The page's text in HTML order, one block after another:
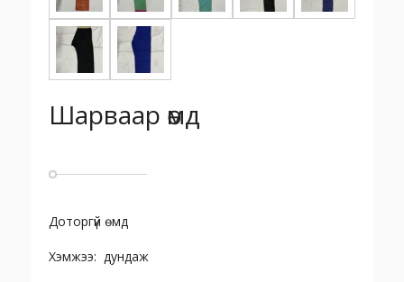
Шарваар өмд
Доторгүй өмд
Хэмжээ: дундаж